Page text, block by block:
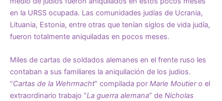
en la URSS ocupada. Las comunidades judías de Ucrania,
Lituania, Estonia, entre otras que tenían siglos de vida judía,
fueron totalmente aniquiladas en pocos meses.
Miles de cartas de soldados alemanes en el frente ruso les
contaban a sus familiares la aniquilación de los judios.
“Cartas de la Wehrmacht” compilada por Marie Moutiero el
extraordinario trabajo “La guerra alemana” de Nicholas